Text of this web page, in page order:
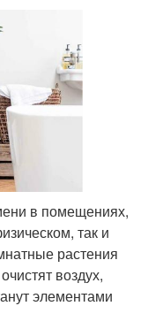
в помещениях,
так и
растения
воздух,
элементами